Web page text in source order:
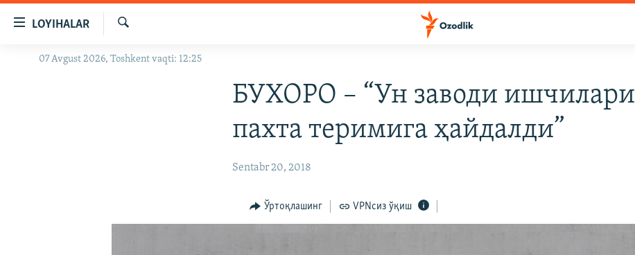
Бош
LOYIHALAR
OZODLIK SURISHTIRUVLARI
Излаш
07 Avgust 2026, Toshkent vaqti: 12:25
БУХОРО – “Ун заводи ишчилари
пахта теримига ҳайдалди”
Sentabr 20, 2018
Ўртоқлашинг VPNсиз ўқиш